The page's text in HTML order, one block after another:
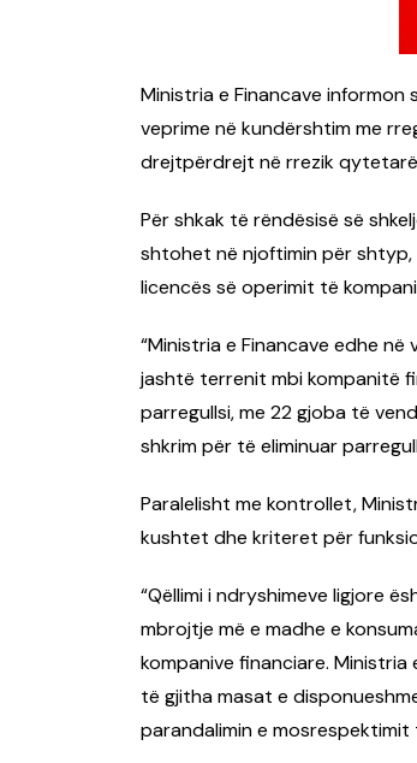
Ministria e Financave
veprime në kundërshtim me
drejtpërdrejt në rrezik
Për shkak të rëndësisë së
shtohet në njoftimin për shtyp,
licencës së operimit të
“Ministria e Financave edhe
jashtë terrenit mbi kompanitë
parregullsi, me 22 gjoba të
shkrim për të eliminuar
Paralelisht me kontrollet,
kushtet dhe kriteret për
“Qëllimi i ndryshimeve ligjore
mbrojtje më e madhe e
kompanive financiare.
të gjitha masat e
parandalimin e